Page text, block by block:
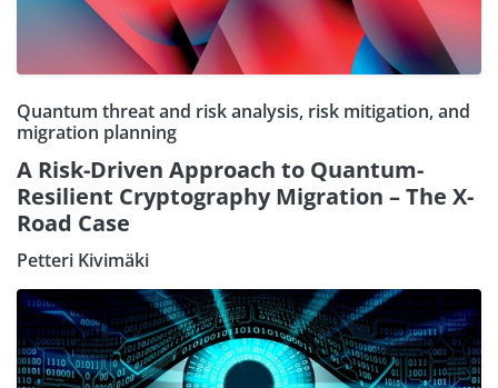
Quantum threat and risk analysis, risk mitigation, and
migration planning
A Risk-Driven Approach to Quantum-
Resilient Cryptography Migration – The X-
Road Case
Petteri Kivimäki